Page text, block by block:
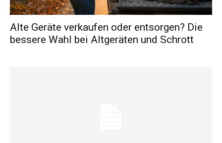
Alte Geräte verkaufen oder entsorgen? Die
bessere Wahl bei Altgeräten und Schrott